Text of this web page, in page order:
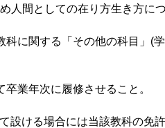
間としての在り方生き方に
に関する「その他の科目」(
業年次に履修させること。
ける場合には当該教科の免